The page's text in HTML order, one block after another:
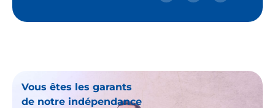
Vous êtes les garants
de notre indépendance